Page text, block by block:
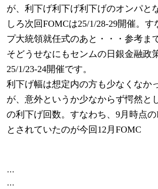
が、利下げ利下げ利下げのオンパと
しろ次回FOMCは25/1/28-29開催。
プ大統領就任式のあと・・・参考ま
そどうせなにもセンムの日銀金融政
25/1/23-24開催です。
利下げ幅は想定内の方も少なくなか
が、意外というか少なからず愕然と
の利下げ回数。すなわち、9月時点の
とされていたのが今回12月FOMC
…
…